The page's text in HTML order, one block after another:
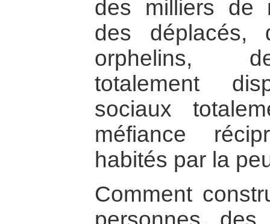
des milliers de
des déplacés,
orphelins,
totalement
sociaux
méfiance
habités par la
Comment